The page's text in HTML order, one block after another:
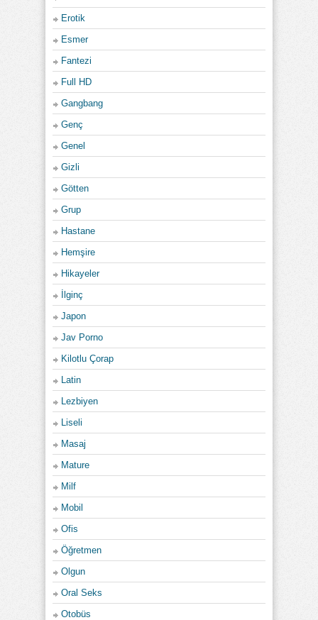
Erotik
Esmer
Fantezi
Full HD
Gangbang
Genç
Genel
Gizli
Götten
Grup
Hastane
Hemşire
Hikayeler
İlginç
Japon
Jav Porno
Kilotlu Çorap
Latin
Lezbiyen
Liseli
Masaj
Mature
Milf
Mobil
Ofis
Öğretmen
Olgun
Oral Seks
Otobüs